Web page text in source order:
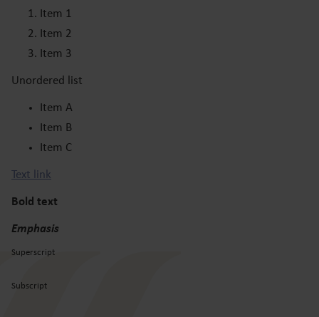
Item 1
Item 2
Item 3
Unordered list
Item A
Item B
Item C
Text link
Bold text
Emphasis
Superscript
Subscript